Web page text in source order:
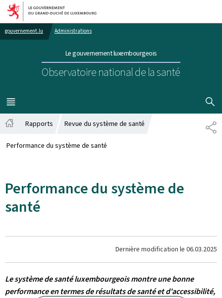
Aller au menu principal
Aller au contenu
gouvernement.lu Administrations
Le gouvernement luxembourgeois
Observatoire national de la santé
MENU
PRINCIPAL
Rapports Revue du système de santé
Performance du système de santé
Performance du système de
santé
Dernière modification le 06.03.2025
Le système de santé luxembourgeois montre une bonne
performance en termes de résultats de santé et d'accessibilité,